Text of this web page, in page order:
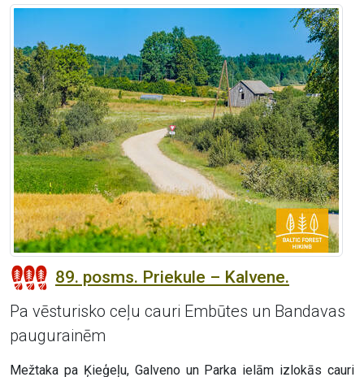
89. posms. Priekule – Kalvene.
Pa vēsturisko ceļu cauri Embūtes un Bandavas
paugurainēm
Mežtaka pa Ķieģeļu, Galveno un Parka ielām izlokās cauri